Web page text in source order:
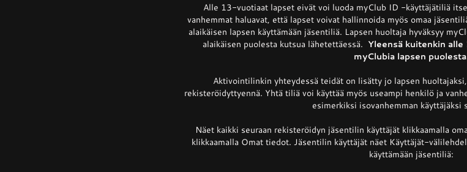
Alle 13-vuotiaat lapset eivät voi luoda myClub ID -käyttäjätiliä
vanhemmat haluavat, että lapset voivat hallinnoida myös omaa
alaikäisen lapsen käyttämään jäsentiliä. Lapsen huoltaja hyväksyy
alaikäisen puolesta kutsua lähetettäessä. Yleensä kuitenkin
myClubia lapsen
Aktivointilinkin yhteydessä teidät on lisätty jo lapsen
rekisteröidyttyennä. Yhtä tiliä voi käyttää myös useampi henkilö ja
esimerkiksi isovanhemman käyttäjäksi
Näet kaikki seuraan rekisteröidyn jäsentilin käyttäjät klikkaamalla
klikkaamalla Omat tiedot. Jäsentilin käyttäjät näet Käyttäjät-
käyttämään jäsentiliä: